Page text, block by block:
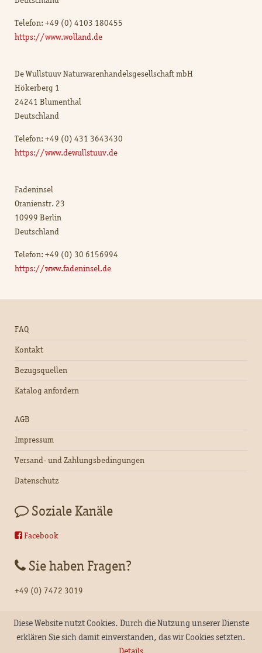
Telefon: +49 (0) 4103 180455
https://www.wolland.de
De Wullstuuv Naturwarenhandelsgesellschaft mbH
Hökerberg 1
24241 Blumenthal
Deutschland
Telefon: +49 (0) 431 3643430
https://www.dewullstuuv.de
Fadeninsel
Oranienstr. 23
10999 Berlin
Deutschland
Telefon: +49 (0) 30 6156994
https://www.fadeninsel.de
FAQ
Kontakt
Bezugsquellen
Katalog anfordern
AGB
Impressum
Versand- und Zahlungsbedingungen
Datenschutz
Soziale Kanäle
Facebook
Sie haben Fragen?
+49 (0) 7472 3019
Diese Website nutzt Cookies. Durch die Nutzung unserer Dienste
erklären Sie sich damit einverstanden, das wir Cookies setzten.